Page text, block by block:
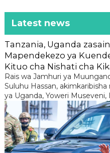
Latest news
Tanzania, Uganda
Mapendekezo ya
Kituo cha Nishati cha
Rais wa Jamhuri ya
Suluhu Hassan,
ya Uganda, Yoweri Museveni,